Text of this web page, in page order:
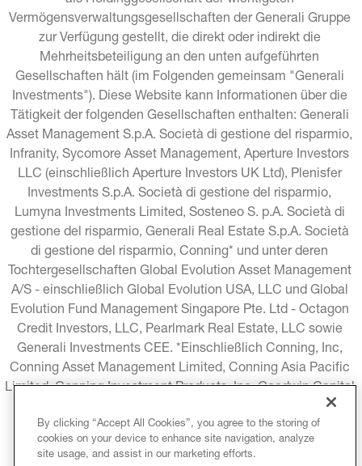
Vermögensverwaltungsgesellschaften der Generali Gruppe
zur Verfügung gestellt, die direkt oder indirekt die
Mehrheitsbeteiligung an den unten aufgeführten
Gesellschaften hält (im Folgenden gemeinsam "Generali
Investments"). Diese Website kann Informationen über die
Tätigkeit der folgenden Gesellschaften enthalten: Generali
Asset Management S.p.A. Società di gestione del risparmio,
Infranity, Sycomore Asset Management, Aperture Investors
LLC (einschließlich Aperture Investors UK Ltd), Plenisfer
Investments S.p.A. Società di gestione del risparmio,
Lumyna Investments Limited, Sosteneo S. p.A. Società di
gestione del risparmio, Generali Real Estate S.p.A. Società
di gestione del risparmio, Conning* und unter deren
Tochtergesellschaften Global Evolution Asset Management
A/S - einschließlich Global Evolution USA, LLC und Global
Evolution Fund Management Singapore Pte. Ltd - Octagon
Credit Investors, LLC, Pearlmark Real Estate, LLC sowie
Generali Investments CEE. *Einschließlich Conning, Inc,
Conning Asset Management Limited, Conning Asia Pacific
Limited, Conning Investment Products, Inc, Goodwin Capital
RECHTLICHE HINWEISE COOKIE-RICHTLINIE
By clicking “Accept All Cookies”, you agree to the storing of
cookies on your device to enhance site navigation, analyze
site usage, and assist in our marketing efforts.